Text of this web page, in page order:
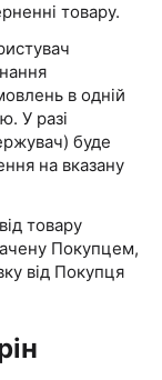
товару.
в одній
У разі
буде
на вказану
товару
Покупцем,
від Покупця